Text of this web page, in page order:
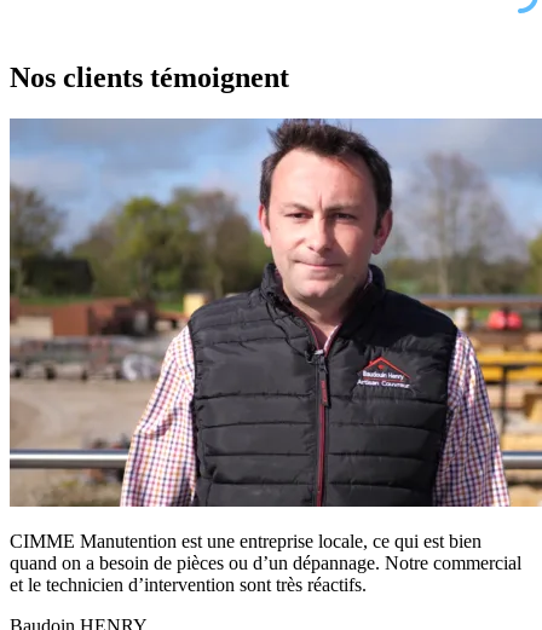
Nos clients témoignent
CIMME Manutention est une entreprise locale, ce qui est bien
quand on a besoin de pièces ou d’un dépannage. Notre commercial
et le technicien d’intervention sont très réactifs.
Baudoin HENRY